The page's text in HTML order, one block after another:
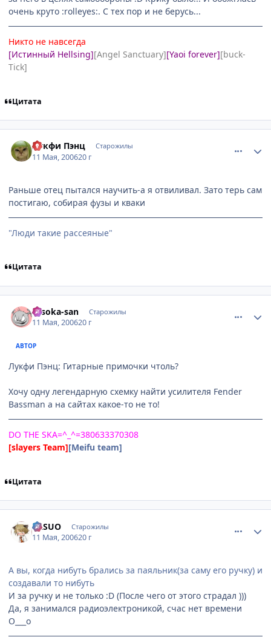
очень круто :rolleyes:. С тех пор и не берусь...
Никто не навсегда
[Истинный Hellsing][Angel Sanctuary][Yaoi forever][buck-
Tick]
Цитата
Лукфи Пэнц Старожилы
11 Мая, 200620 г
Раньше отец пытался научить-а я отвиливал. Зато терь сам
постигаю, собирая фузы и кваки
"Люди такие рассеяные"
Цитата
Hisoka-san Старожилы
11 Мая, 200620 г
АВТОР
Лукфи Пэнц: Гитарные примочки чтоль?
Хочу одну легендарную схемку найти усилителя Fender
Bassman а на сайтах какое-то не то!
DO THE SKA=^_^=380633370308
[slayers Team][Meifu team]
Цитата
YASUO Старожилы
11 Мая, 200620 г
А вы, когда нибуть брались за паяльник(за саму его ручку) и
создавали то нибуть
И за ручку и не только :D (После чего от этого страдал )))
Да, я занимался радиоэлектроникой, счас нет времени
O___o